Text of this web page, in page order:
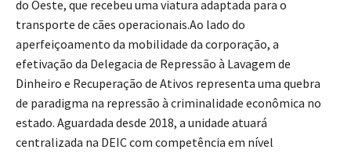
do Oeste, que recebeu uma viatura adaptada para o
transporte de cães operacionais.Ao lado do
aperfeiçoamento da mobilidade da corporação, a
efetivação da Delegacia de Repressão à Lavagem de
Dinheiro e Recuperação de Ativos representa uma quebra
de paradigma na repressão à criminalidade econômica no
estado. Aguardada desde 2018, a unidade atuará
centralizada na DEIC com competência em nível